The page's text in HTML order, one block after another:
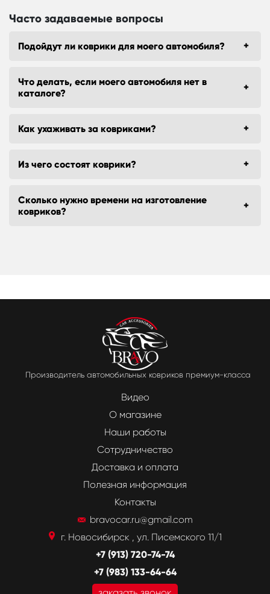
Часто задаваемые вопросы
Подойдут ли коврики для моего автомобиля?
Что делать, если моего автомобиля нет в
каталоге?
Как ухаживать за ковриками?
Из чего состоят коврики?
Сколько нужно времени на изготовление
ковриков?
Производитель автомобильных ковриков премиум-класса
Видео
О магазине
Наши работы
Сотрудничество
Доставка и оплата
Полезная информация
Контакты
bravocar.ru@gmail.com
г. Новосибирск , ул. Писемского 11/1
+7 (913) 720-74-74
+7 (983) 133-64-64